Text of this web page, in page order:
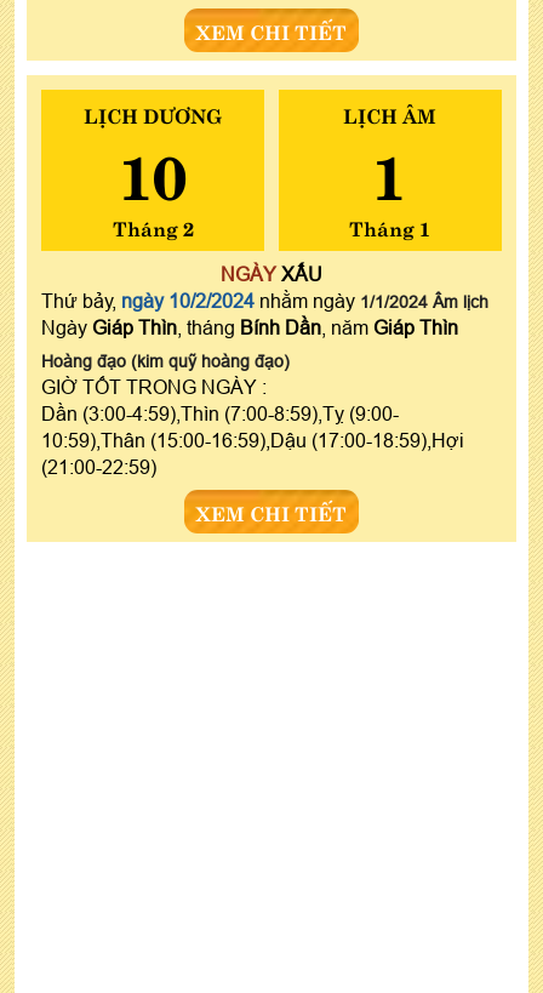
XEM CHI TIẾT
LỊCH DƯƠNG
10
Tháng 2
LỊCH ÂM
1
Tháng 1
NGÀYXẤU
Thứ bảy, ngày 10/2/2024 nhằm ngày 1/1/2024 Âm lịch
Ngày Giáp Thìn , tháng Bính Dần , năm Giáp Thìn
Hoàng đạo (kim quỹ hoàng đạo)
GIỜ TỐT TRONG NGÀY :
Dần (3:00-4:59),Thìn (7:00-8:59),Tỵ (9:00-
10:59),Thân (15:00-16:59),Dậu (17:00-18:59),Hợi
(21:00-22:59)
XEM CHI TIẾT